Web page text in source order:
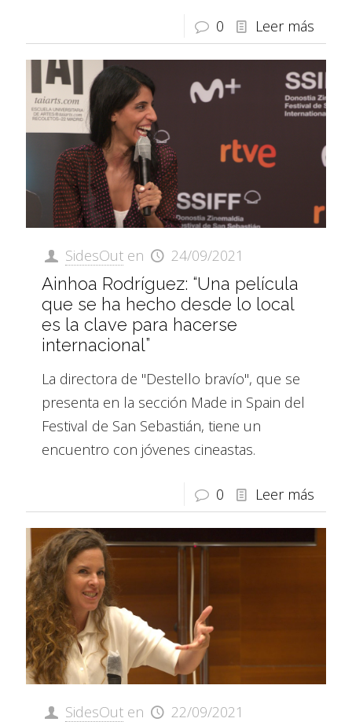
0 Leer más
SidesOut en 24/09/2021
Ainhoa Rodríguez: “Una película
que se ha hecho desde lo local
es la clave para hacerse
internacional”
La directora de "Destello bravío", que se
presenta en la sección Made in Spain del
Festival de San Sebastián, tiene un
encuentro con jóvenes cineastas.
0 Leer más
SidesOut en 22/09/2021